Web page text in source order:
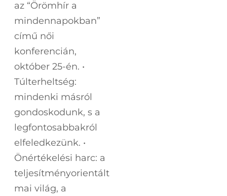
az “Örömhír a
mindennapokban”
című női
konferencián,
október 25-én. •
Túlterheltség:
mindenki másról
gondoskodunk, s a
legfontosabbakról
elfeledkezünk. •
Önértékelési harc: a
teljesítményorientált
mai világ, a